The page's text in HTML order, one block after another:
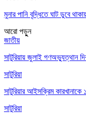
মুনার পানি বৃদ্ধিতে ঘাট ডুবে
আরো পড়ুুন
জাতীয়
সাটুরিয়ায় জুলাই গণঅভ্যুত্থান
সাটুরিয়া
সাটুরিয়ার আইসক্রিম কারখানাকে
সাটুরিয়া